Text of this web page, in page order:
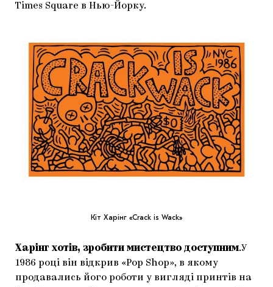
Times Square в Нью-Йорку.
Кіт Харінг «Crack is Wack»
Харінг хотів, зробити мистецтво доступним.У
1986 році він відкрив «Pop Shop», в якому
продавались його роботи у вигляді принтів на